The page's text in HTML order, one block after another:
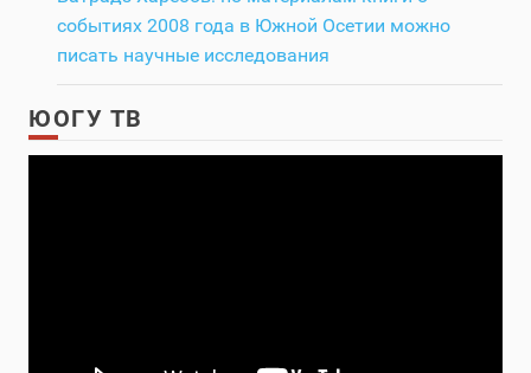
событиях 2008 года в Южной Осетии можно
писать научные исследования
ЮОГУ ТВ